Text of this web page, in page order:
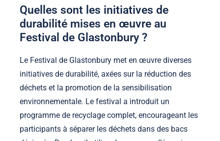
Quelles sont les initiatives de
durabilité mises en œuvre au
Festival de Glastonbury ?
Le Festival de Glastonbury met en œuvre diverses
initiatives de durabilité, axées sur la réduction des
déchets et la promotion de la sensibilisation
environnementale. Le festival a introduit un
programme de recyclage complet, encourageant les
participants à séparer les déchets dans des bacs